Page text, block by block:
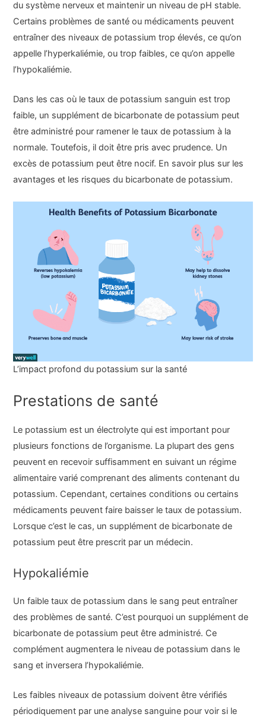
du système nerveux et maintenir un niveau de pH stable.
Certains problèmes de santé ou médicaments peuvent
entraîner des niveaux de potassium trop élevés, ce qu’on
appelle l’hyperkaliémie, ou trop faibles, ce qu’on appelle
l’hypokaliémie.
Dans les cas où le taux de potassium sanguin est trop
faible, un supplément de bicarbonate de potassium peut
être administré pour ramener le taux de potassium à la
normale. Toutefois, il doit être pris avec prudence. Un
excès de potassium peut être nocif. En savoir plus sur les
avantages et les risques du bicarbonate de potassium.
L’impact profond du potassium sur la santé
Prestations de santé
Le potassium est un électrolyte qui est important pour
plusieurs fonctions de l’organisme. La plupart des gens
peuvent en recevoir suffisamment en suivant un régime
alimentaire varié comprenant des aliments contenant du
potassium. Cependant, certaines conditions ou certains
médicaments peuvent faire baisser le taux de potassium.
Lorsque c’est le cas, un supplément de bicarbonate de
potassium peut être prescrit par un médecin.
Hypokaliémie
Un faible taux de potassium dans le sang peut entraîner
des problèmes de santé. C’est pourquoi un supplément de
bicarbonate de potassium peut être administré. Ce
complément augmentera le niveau de potassium dans le
sang et inversera l’hypokaliémie.
Les faibles niveaux de potassium doivent être vérifiés
périodiquement par une analyse sanguine pour voir si le